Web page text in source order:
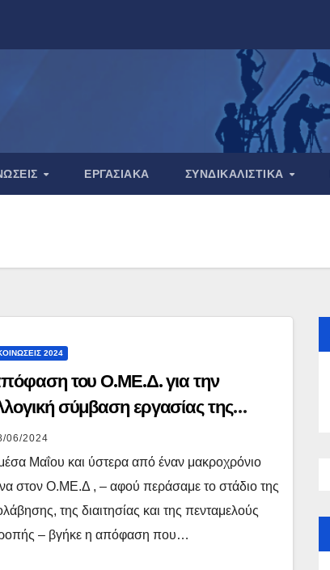
ΕΡΓΑΣΙΑΚΆ ΣΥΝΔΙΚΑΛΙΣΤΙΚΆ
2024
του Ο.ΜΕ.Δ. για την
σύμβαση εργασίας της
06/2024
Μαΐου και ύστερα από έναν μακροχρόνιο
στον Ο.ΜΕ.Δ , – αφού περάσαμε το στάδιο της
της διαιτησίας και της πενταμελούς
– βγήκε η απόφαση που…